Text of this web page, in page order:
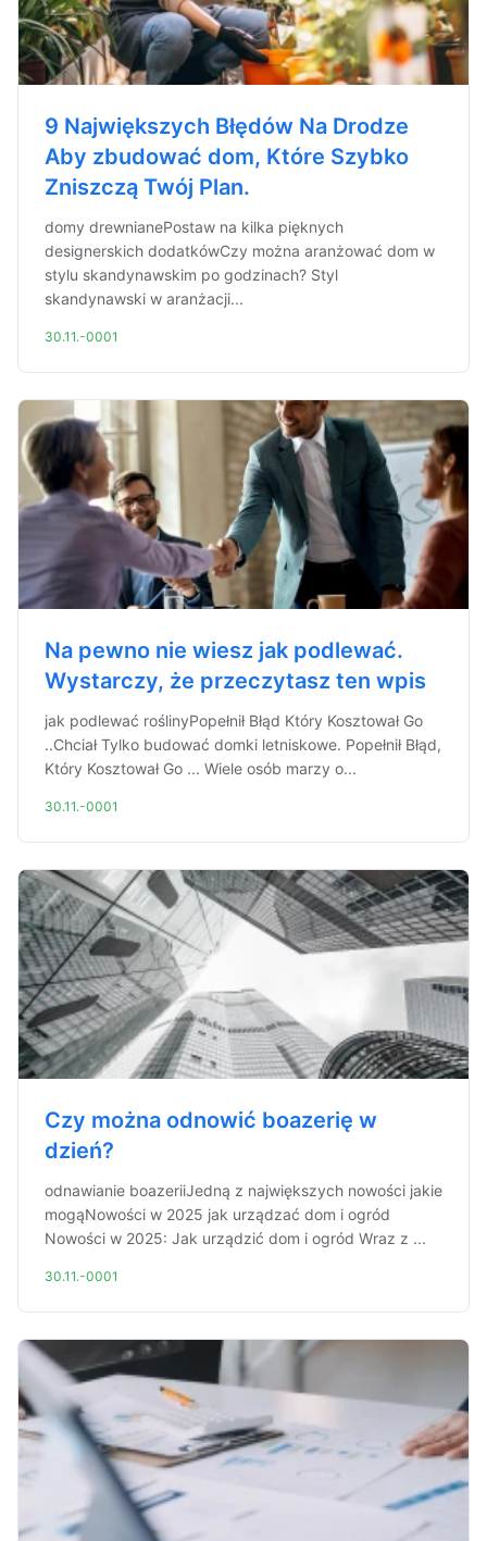
9 Największych Błędów Na Drodze
Aby zbudować dom, Które Szybko
Zniszczą Twój Plan.
domy drewnianePostaw na kilka pięknych
designerskich dodatkówCzy można aranżować dom w
stylu skandynawskim po godzinach? Styl
skandynawski w aranżacji...
30.11.-0001
Na pewno nie wiesz jak podlewać.
Wystarczy, że przeczytasz ten wpis
jak podlewać roślinyPopełnił Błąd Który Kosztował Go
..Chciał Tylko budować domki letniskowe. Popełnił Błąd,
Który Kosztował Go ... Wiele osób marzy o...
30.11.-0001
Czy można odnowić boazerię w
dzień?
odnawianie boazeriiJedną z największych nowości jakie
mogąNowości w 2025 jak urządzać dom i ogród
Nowości w 2025: Jak urządzić dom i ogród Wraz z ...
30.11.-0001